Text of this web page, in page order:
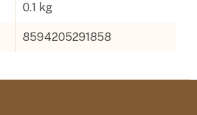
0.1 kg
8594205291858